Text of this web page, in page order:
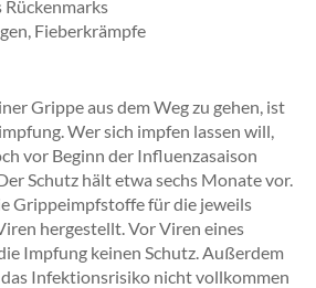
Rückenmarks
Fieberkrämpfe
Grippe aus dem Weg zu gehen, ist
Wer sich impfen lassen will,
vor Beginn der Influenzasaison
Schutz hält etwa sechs Monate vor.
Grippeimpfstoffe für die jeweils
hergestellt. Vor Viren eines
Impfung keinen Schutz. Außerdem
Infektionsrisiko nicht vollkommen